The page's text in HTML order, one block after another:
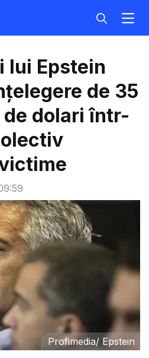
lui Epstein
de 35
dolari într-
Profimedia/ Epstein